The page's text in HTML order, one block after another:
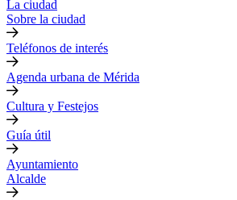
La ciudad
Sobre la ciudad
Teléfonos de interés
Agenda urbana de Mérida
Cultura y Festejos
Guía útil
Ayuntamiento
Alcalde